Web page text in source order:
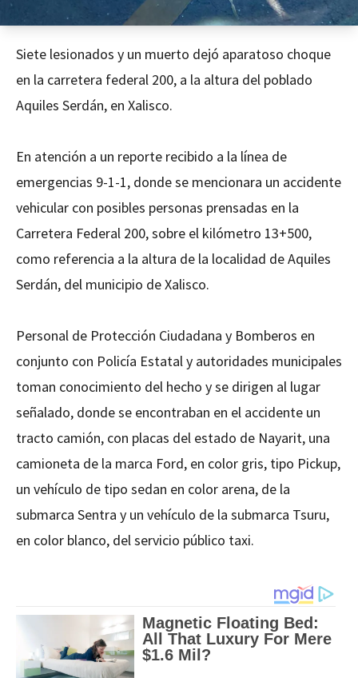
Siete lesionados y un muerto dejó aparatoso choque
en la carretera federal 200, a la altura del poblado
Aquiles Serdán, en Xalisco.
En atención a un reporte recibido a la línea de
emergencias 9-1-1, donde se mencionara un accidente
vehicular con posibles personas prensadas en la
Carretera Federal 200, sobre el kilómetro 13+500,
como referencia a la altura de la localidad de Aquiles
Serdán, del municipio de Xalisco.
Personal de Protección Ciudadana y Bomberos en
conjunto con Policía Estatal y autoridades municipales
toman conocimiento del hecho y se dirigen al lugar
señalado, donde se encontraban en el accidente un
tracto camión, con placas del estado de Nayarit, una
camioneta de la marca Ford, en color gris, tipo Pickup,
un vehículo de tipo sedan en color arena, de la
submarca Sentra y un vehículo de la submarca Tsuru,
en color blanco, del servicio público taxi.